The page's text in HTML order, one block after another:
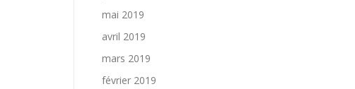
mai 2019
avril 2019
mars 2019
février 2019